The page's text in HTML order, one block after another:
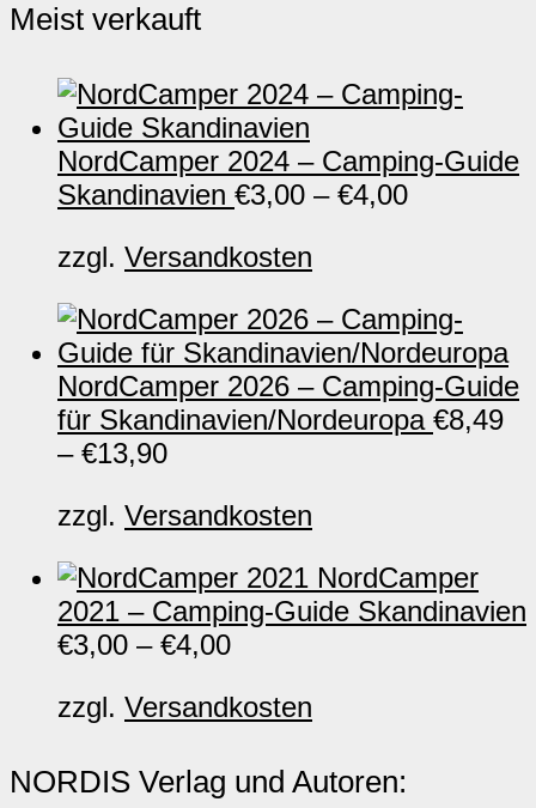
Meist verkauft
NordCamper 2024 – Camping-Guide
Skandinavien €3,00 – €4,00
zzgl. Versandkosten
NordCamper 2026 – Camping-Guide
für Skandinavien/Nordeuropa €8,49
– €13,90
zzgl. Versandkosten
NordCamper
2021 – Camping-Guide Skandinavien
€3,00 – €4,00
zzgl. Versandkosten
NORDIS Verlag und Autoren: